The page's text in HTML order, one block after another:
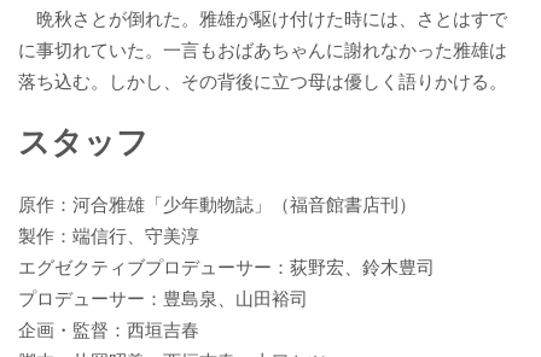
晩秋さとが倒れた。雅雄が駆け付けた時には、さとはすで
に事切れていた。一言もおばあちゃんに謝れなかった雅雄は
落ち込む。しかし、その背後に立つ母は優しく語りかける。
スタッフ
原作：河合雅雄「少年動物誌」（福音館書店刊）
製作：端信行、守美淳
エグゼクティブプロデューサー：荻野宏、鈴木豊司
プロデューサー：豊島泉、山田裕司
企画・監督：西垣吉春